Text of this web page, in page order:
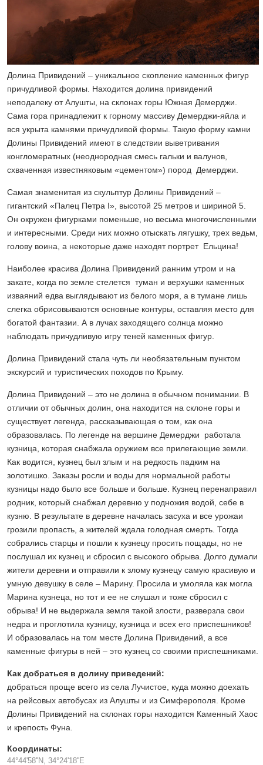
Долина Привидений – уникальное скопление каменных фигур
причудливой формы. Находится долина привидений
неподалеку от Алушты, на склонах горы Южная Демерджи.
Сама гора принадлежит к горному массиву Демерджи-яйла и
вся укрыта камнями причудливой формы. Такую форму камни
Долины Привидений имеют в следствии выветривания
конгломератных (неоднородная смесь гальки и валунов,
схваченная известняковым «цементом») пород Демерджи.
Самая знаменитая из скульптур Долины Привидений –
гигантский «Палец Петра I», высотой 25 метров и шириной 5.
Он окружен фигурками поменьше, но весьма многочисленными
и интересными. Среди них можно отыскать лягушку, трех ведьм,
голову воина, а некоторые даже находят портрет Ельцина!
Наиболее красива Долина Привидений ранним утром и на
закате, когда по земле стелется туман и верхушки каменных
изваяний едва выглядывают из белого моря, а в тумане лишь
слегка обрисовываются основные контуры, оставляя место для
богатой фантазии. А в лучах заходящего солнца можно
наблюдать причудливую игру теней каменных фигур.
Долина Привидений стала чуть ли необязательным пунктом
экскурсий и туристических походов по Крыму.
Долина Привидений – это не долина в обычном понимании. В
отличии от обычных долин, она находится на склоне горы и
существует легенда, рассказывающая о том, как она
образовалась. По легенде на вершине Демерджи работала
кузница, которая снабжала оружием все прилегающие земли.
Как водится, кузнец был злым и на редкость падким на
золотишко. Заказы росли и воды для нормальной работы
кузницы надо было все больше и больше. Кузнец перенаправил
родник, который снабжал деревню у подножия водой, себе в
кузню. В результате в деревне началась засуха и все урожаи
грозили пропасть, а жителей ждала голодная смерть. Тогда
собрались старцы и пошли к кузнецу просить пощады, но не
послушал их кузнец и сбросил с высокого обрыва. Долго думали
жители деревни и отправили к злому кузнецу самую красивую и
умную девушку в селе – Марину. Просила и умоляла как могла
Марина кузнеца, но тот и ее не слушал и тоже сбросил с
обрыва! И не выдержала земля такой злости, разверзла свои
недра и проглотила кузницу, кузница и всех его приспешников!
И образовалась на том месте Долина Привидений, а все
каменные фигуры в ней – это кузнец со своими приспешниками.
Как добраться в долину приведений:
добраться проще всего из села Лучистое, куда можно доехать
на рейсовых автобусах из Алушты и из Симферополя. Кроме
Долины Привидений на склонах горы находится Каменный Хаос
и крепость Фуна.
Координаты:
44°44'58''N, 34°24'18''E